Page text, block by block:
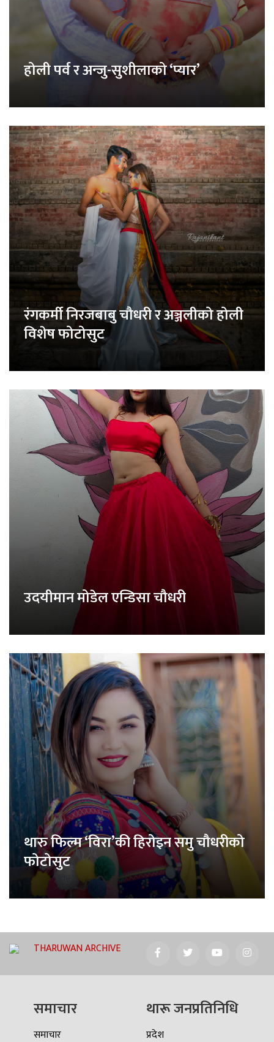
होली पर्व र अन्जु-सुशीलाको ‘प्यार’
रंगकर्मी निरजबाबु चौधरी र अञ्जलीको होली
विशेष फोटोसुट
उदयीमान मोडेल एन्डिसा चौधरी
थारु फिल्म ‘विरा’की हिरोइन समु चौधरीको
फोटोसुट
THARUWAN ARCHIVE
समाचार
समाचार
थारू जनप्रतिनिधि
प्रदेश